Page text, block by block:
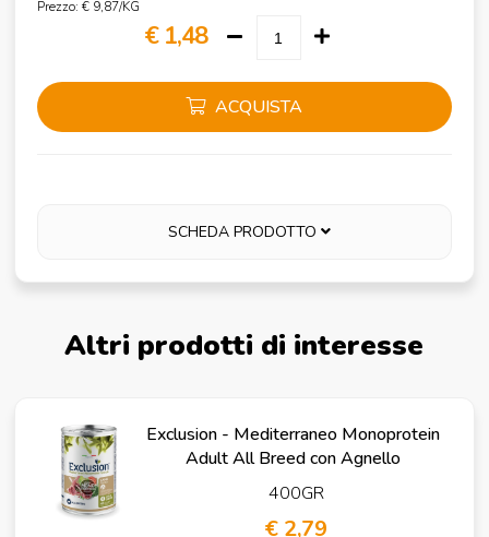
Prezzo: € 9,87/KG
€ 1,48
ACQUISTA
SCHEDA PRODOTTO
Altri prodotti di interesse
Exclusion - Mediterraneo Monoprotein
Adult All Breed con Agnello
400GR
€ 2,79